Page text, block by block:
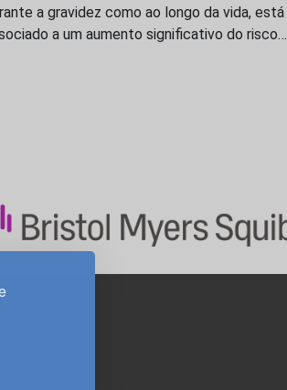
a gravidez como ao longo da vida, está
a um aumento significativo do risco…